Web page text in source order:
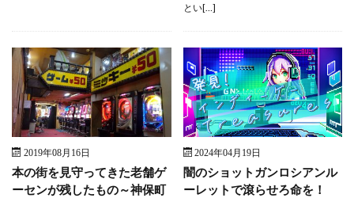
とい[…]
2019年08月16日
本の街を見守ってきた老舗ゲ
ーセンが残したもの～神保町
2024年04月19日
闇のショットガンロシアンル
ーレットで滾らせろ命を！